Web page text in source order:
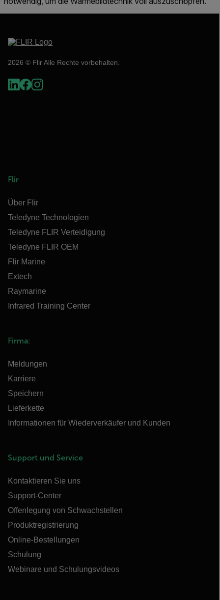
2026 © Flir Alle Rechte vorbehalten.
Flir
Über Flir
Teledyne Technologien
Teledyne FLIR Verteidigung
Teledyne FLIR OEM
Flir Marine
Extech
Raymarine
Infrared Training Center
Firma:
Meldungen
Karriere
Speichern
Lieferkette
Informationen für Wiederverkäufer und Kunden
Support und Service
Kontaktieren Sie uns
Support-Center
Offenlegung von Schwachstellen
Produktregistrierung
Online-Bestellungen
Schulung
Webinare und Schulungsvideos